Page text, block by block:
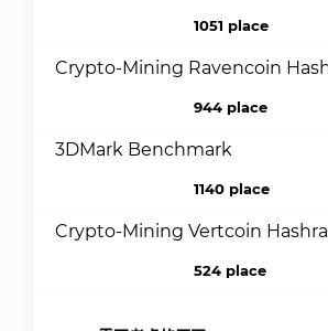
1051 place
Crypto-Mining Ravencoin
944 place
3DMark Benchmark
1140 place
Crypto-Mining Vertcoin
524 place